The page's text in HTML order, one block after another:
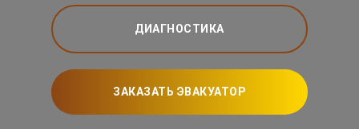
ДИАГНОСТИКА
ЗАКАЗАТЬ ЭВАКУАТОР